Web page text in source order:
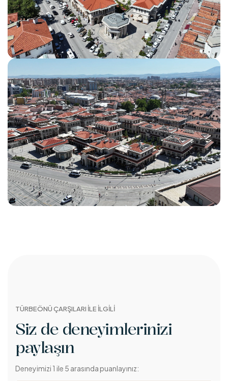
TÜRBEÖNÜ ÇARŞILARI İLE İLGİLİ
Siz de deneyimlerinizi
paylaşın
Deneyimizi 1 ile 5 arasında puanlayınız: